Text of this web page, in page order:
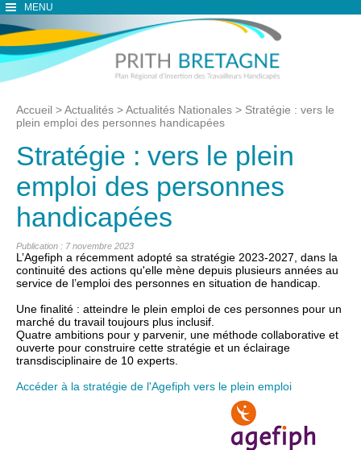
MENU
Accueil >Actualités >Actualités Nationales > Stratégie : vers le
plein emploi des personnes handicapées
Stratégie : vers le plein
emploi des personnes
handicapées
Publication : 7 novembre 2023
L’Agefiph a récemment adopté sa stratégie 2023-2027, dans la
continuité des actions qu'elle mène depuis plusieurs années au
service de l’emploi des personnes en situation de handicap.
Une finalité : atteindre le plein emploi de ces personnes pour un
marché du travail toujours plus inclusif.
Quatre ambitions pour y parvenir, une méthode collaborative et
ouverte pour construire cette stratégie et un éclairage
transdisciplinaire de 10 experts.
Accéder à la stratégie de l'Agefiph vers le plein emploi